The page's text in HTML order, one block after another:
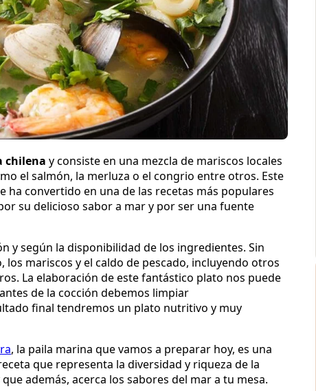
chilena y consiste en una mezcla de mariscos locales
el salmón, la merluza o el congrio entre otros. Este
ha convertido en una de las recetas más populares
su delicioso sabor a mar y por ser una fuente
y según la disponibilidad de los ingredientes. Sin
mariscos y el caldo de pescado, incluyendo otros
La elaboración de este fantástico plato nos puede
de la cocción debemos limpiar
final tendremos un plato nutritivo y muy
, la paila marina que vamos a preparar hoy, es una
que representa la diversidad y riqueza de la
además, acerca los sabores del mar a tu mesa.